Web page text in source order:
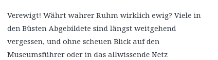
Verewigt! Währt wahrer Ruhm wirklich ewig? Viele in
den Büsten Abgebildete sind längst weitgehend
vergessen, und ohne scheuen Blick auf den
Museumsführer oder in das allwissende Netz